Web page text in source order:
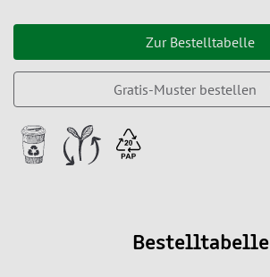
Zur Bestelltabelle
Gratis-Muster bestellen
Bestelltabelle